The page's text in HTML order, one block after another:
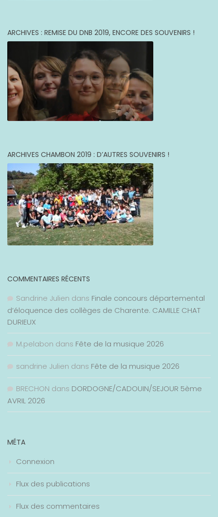
ARCHIVES : REMISE DU DNB 2019, ENCORE DES SOUVENIRS !
ARCHIVES CHAMBON 2019 : D’AUTRES SOUVENIRS !
COMMENTAIRES RÉCENTS
Sandrine Julien dans Finale concours départemental
d’éloquence des collèges de Charente. CAMILLE CHAT
DURIEUX
M.pelabon dans Fête de la musique 2026
sandrine Julien dans Fête de la musique 2026
BRECHON dans DORDOGNE/CADOUIN/SEJOUR 5ème
AVRIL 2026
MÉTA
Connexion
Flux des publications
Flux des commentaires